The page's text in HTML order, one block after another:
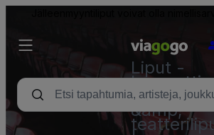
Liput -
konsertti,
urheilu
&amp;